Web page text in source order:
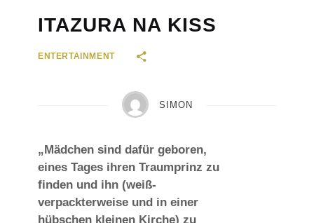
ITAZURA NA KISS
ENTERTAINMENT
SIMON
„Mädchen sind dafür geboren,
eines Tages ihren Traumprinz zu
finden und ihn (weiß-
verpackterweise und in einer
hübschen kleinen Kirche) zu